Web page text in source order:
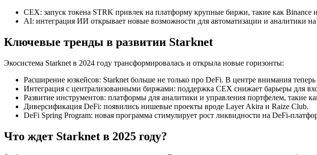
CEX: запуск токена STRK привлек на платформу крупные биржи, такие как Binance
AI: интеграция ИИ открывает новые возможности для автоматизации и аналитики на
Ключевые тренды в развитии Starknet
Экосистема Starknet в 2024 году трансформировалась и открыла новые горизонты:
Расширение юзкейсов: Starknet больше не только про DeFi. В центре внимания
Интеграция с централизованными биржами: поддержка CEX снижает барьеры для
Развитие инструментов: платформы для аналитики и управления портфелем, такие
Диверсификация DeFi: появились нишевые проекты вроде Layer Akira и Raize Club.
DeFi Spring Program: новая программа стимулирует рост ликвидности на DeFi-
Что ждет Starknet в 2025 году?